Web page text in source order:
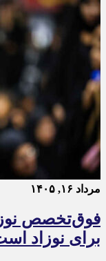
مرداد ۱۶, ۱۴۰۵
فوق‌تخصص
برای نوزاد